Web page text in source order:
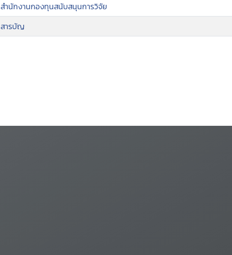
สำนักงานกองทุนสนับสนุนการวิจัย
สารบัญ